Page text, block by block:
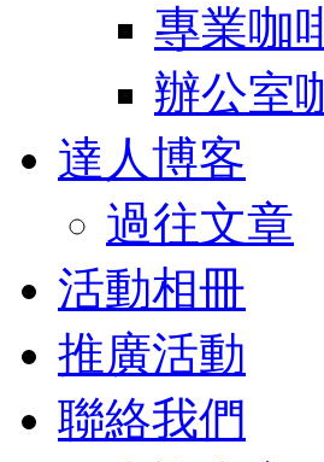
專業咖
辦公室
達人博客
過往文章
活動相冊
推廣活動
聯絡我們